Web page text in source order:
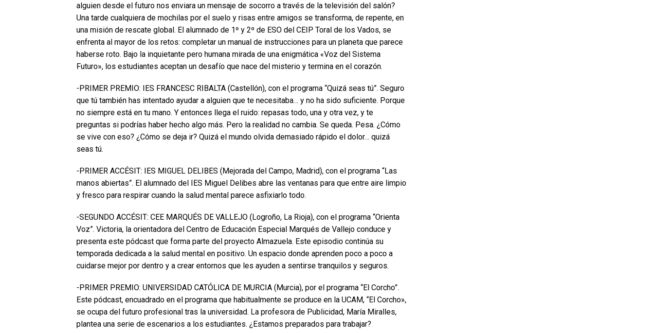
alguien desde el futuro nos enviara un mensaje de socorro a través de la televisión del salón?
Una tarde cualquiera de mochilas por el suelo y risas entre amigos se transforma, de repente, en
una misión de rescate global. El alumnado de 1º y 2º de ESO del CEIP Toral de los Vados, se
enfrenta al mayor de los retos: completar un manual de instrucciones para un planeta que parece
haberse roto. Bajo la inquietante pero humana mirada de una enigmática «Voz del Sistema
Futuro», los estudiantes aceptan un desafío que nace del misterio y termina en el corazón.
-PRIMER PREMIO: IES FRANCESC RIBALTA (Castellón), con el programa “Quizá seas tú”. Seguro
que tú también has intentado ayudar a alguien que te necesitaba… y no ha sido suficiente. Porque
no siempre está en tu mano. Y entonces llega el ruido: repasas todo, una y otra vez, y te
preguntas si podrías haber hecho algo más. Pero la realidad no cambia. Se queda. Pesa. ¿Cómo
se vive con eso? ¿Cómo se deja ir? Quizá el mundo olvida demasiado rápido el dolor… quizá
seas tú.
-PRIMER ACCÉSIT: IES MIGUEL DELIBES (Mejorada del Campo, Madrid), con el programa “Las
manos abiertas”. El alumnado del IES Miguel Delibes abre las ventanas para que entre aire limpio
y fresco para respirar cuando la salud mental parece asfixiarlo todo.
-SEGUNDO ACCÉSIT: CEE MARQUÉS DE VALLEJO (Logroño, La Rioja), con el programa “Orienta
Voz”. Victoria, la orientadora del Centro de Educación Especial Marqués de Vallejo conduce y
presenta este pódcast que forma parte del proyecto Almazuela. Este episodio continúa su
temporada dedicada a la salud mental en positivo. Un espacio donde aprenden poco a poco a
cuidarse mejor por dentro y a crear entornos que les ayuden a sentirse tranquilos y seguros.
-PRIMER PREMIO: UNIVERSIDAD CATÓLICA DE MURCIA (Murcia), por el programa “El Corcho”.
Este pódcast, encuadrado en el programa que habitualmente se produce en la UCAM, “El Corcho»,
se ocupa del futuro profesional tras la universidad. La profesora de Publicidad, María Miralles,
plantea una serie de escenarios a los estudiantes. ¿Estamos preparados para trabajar?